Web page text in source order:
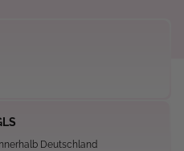
Deutschland